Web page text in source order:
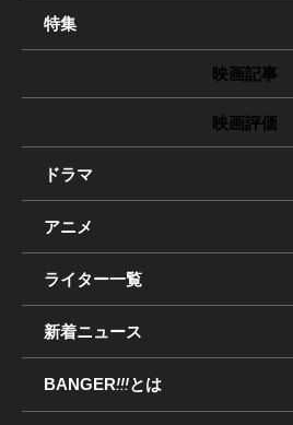
特集
映画記事
映画評価
ドラマ
アニメ
ライター一覧
新着ニュース
BANGER!!!とは